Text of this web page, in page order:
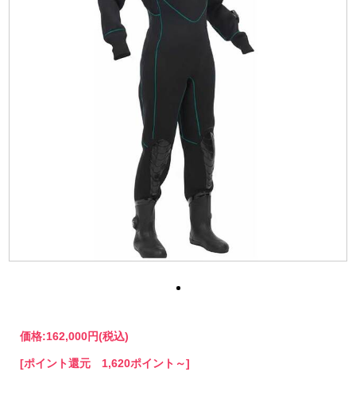
価格:162,000円(税込)
[ポイント還元 1,620ポイント～]